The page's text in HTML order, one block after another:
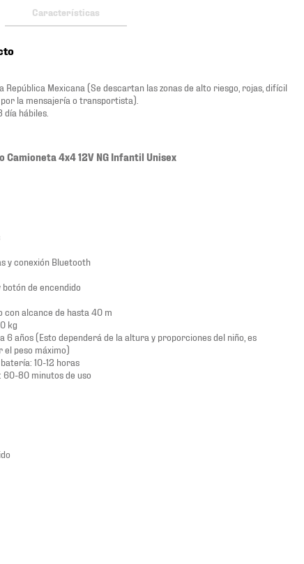
Características
República Mexicana (Se descartan las zonas de alto riesgo, rojas, difícil
la mensajería o transportista).
hábiles.
4x4 12V NG Infantil Unisex
y conexión Bluetooth
de encendido
alcance de hasta 40 m
kg
6 años (Esto dependerá de la altura y proporciones del niño, es
peso máximo)
10-12 horas
60-80 minutos de uso